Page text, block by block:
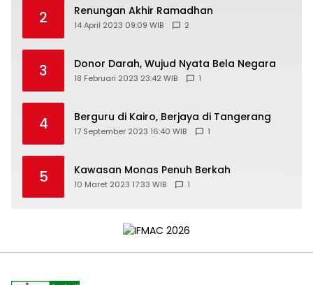
2 Renungan Akhir Ramadhan
14 April 2023 09:09 WIB 2
3 Donor Darah, Wujud Nyata Bela Negara
18 Februari 2023 23:42 WIB 1
4 Berguru di Kairo, Berjaya di Tangerang
17 September 2023 16:40 WIB 1
5 Kawasan Monas Penuh Berkah
10 Maret 2023 17:33 WIB 1